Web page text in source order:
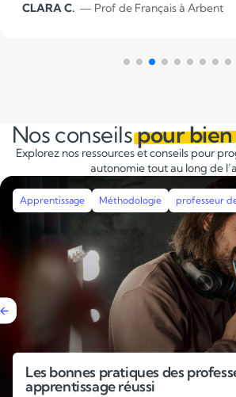
Christelle C.— Prof de
Nos conseilspour
Explorez nos ressources et conseils pour
autonomie tout au long de
pour un
Apprentissage
Pourquoi
rentrée ?